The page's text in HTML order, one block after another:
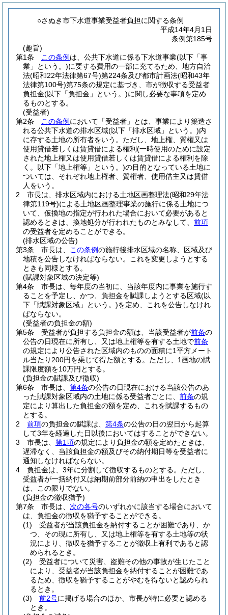
○さぬき市下水道事業受益者負担に関する条例
平成14年4月1日
条例第185号
(趣旨)
第1条
この条例 は、公共下水道に係る下水道事業(以下「事
業」という。)に要する費用の一部に充てるため、地方自治
法(昭和22年法律第67号)第224条及び都市計画法(昭和43年
法律第100号)第75条の規定に基づき、市が徴収する受益者
負担金(以下「負担金」という。)に関し必要な事項を定め
るものとする。
(受益者)
第2条
この条例 において「受益者」とは、事業により築造さ
れる公共下水道の排水区域(以下「排水区域」という。)内
に存する土地の所有者をいう。 ただし、地上権、質権又は
使用貸借若しくは賃貸借による権利 (一時使用のために設定
された地上権又は使用貸借若しくは賃貸借による権利を除
く。以下「地上権等」という。)の目的となっている土地に
ついては、それぞれ地上権者、質権者、使用借主又は賃借
人をいう。
2
市長は、排水区域内における土地区画整理法(昭和29年法
律第119号)による土地区画整理事業の施行に係る土地につ
いて、仮換地の指定が行われた場合において必要があると
認めるときは、換地処分が行われたものとみなして、 前項
の受益者を定めることができる。
(排水区域の公告)
第3条
市長は、 この条例の施行後排水区域の名称、区域及び
地積を公告しなければならない。
これを変更しようとする
ときも同様とする。
(賦課対象区域の決定等)
第4条
市長は、毎年度の当初に、当該年度内に事業を施行す
ることを予定し、かつ、負担金を賦課しようとする区域(以
下「賦課対象区域」という。)を定め、これを公告しなけれ
ばならない。
(受益者の負担金の額)
第5条
受益者が負担する負担金の額は、当該受益者が前条の
公告の日現在に所有し、又は地上権等を有する土地で前条
の規定により公告された区域内のものの面積に1平方メート
ル当たり200円を乗じて得た額とする。 ただし、1画地の賦
課限度額を10万円とする。
(負担金の賦課及び徴収)
第6条
市長は、 第4条の公告の日現在における当該公告のあ
った賦課対象区域内の土地に係る受益者ごとに、 前条の規
定により算出した負担金の額を定め、これを賦課するもの
とする。
2
前項の負担金の賦課は、 第4条の公告の日の翌日から起算
して3年を経過した日以後においてはすることができない。
3
市長は、 第1項の規定により負担金の額を定めたときは、
遅滞なく、当該負担金の額及びその納付期日等を受益者に
通知しなければならない。
4
負担金は、3年に分割して徴収するものとする。 ただし、
受益者が一括納付又は納期前部分前納の申出をしたとき
は、この限りでない。
(負担金の徴収猶予)
第7条
市長は、 次の各号のいずれかに該当する場合において
は、負担金の徴収を猶予することができる。
(1)
受益者が当該負担金を納付することが困難であり、か
つ、その現に所有し、又は地上権等を有する土地等の状
況により、徴収を猶予することが徴収上有利であると認
められるとき。
(2)
受益者について災害、盗難その他の事故が生じたこと
により、受益者が当該負担金を納付することが困難であ
るため、徴収を猶予することがやむを得ないと認められ
るとき。
(3)
前2号に掲げる場合のほか、市長が特に必要と認める
とき。